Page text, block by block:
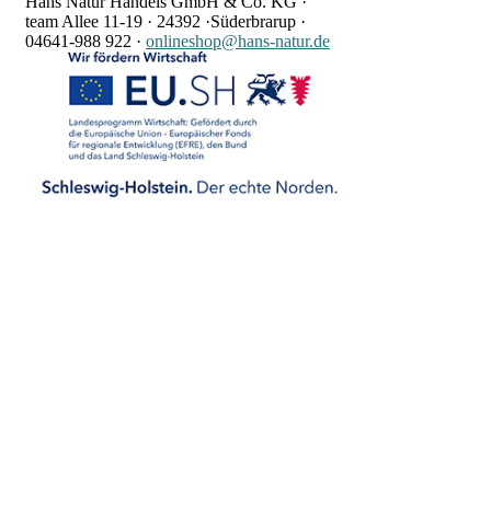
team Allee 11-19 · 24392 ·Süderbrarup ·
04641-988 922 · onlineshop@hans-natur.de